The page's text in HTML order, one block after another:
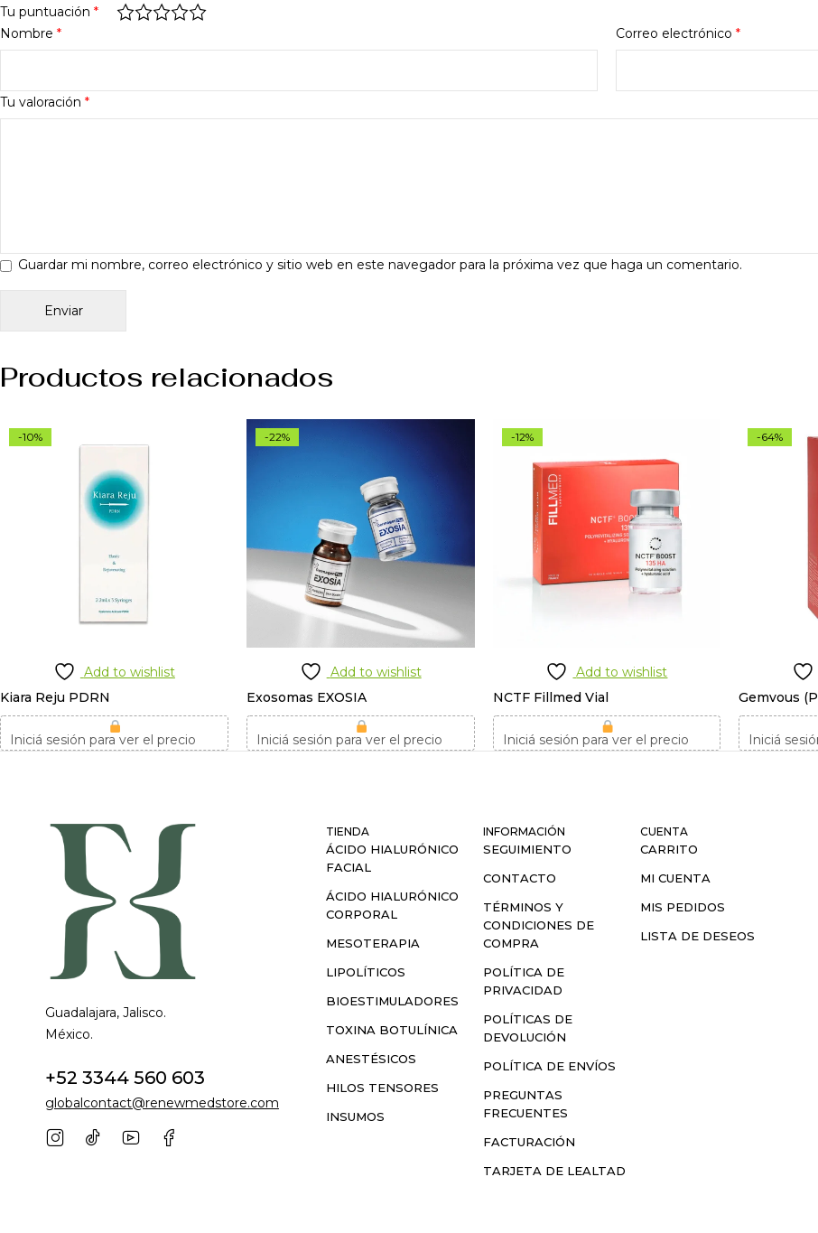
Tu puntuación *
Tu valoración *
Nombre * Correo electrónico *
Guardar mi nombre, correo electrónico y sitio web en este navegador para la próxima vez que haga un comentario.
Productos relacionados
-10%
Add to wishlist
Kiara Reju PDRN
Iniciá sesión para ver el precio
-22%
Add to wishlist
Exosomas EXOSIA
Iniciá sesión para ver el precio
-12%
Add to wishlist
NCTF Fillmed Vial
Iniciá sesión para ver el precio
-64%
Gemvous
Iniciá
Guadalajara, Jalisco.
México.
+52 3344 560 603
globalcontact@renewmedstore.com
TIENDA
ÁCIDO HIALURÓNICO
FACIAL
ÁCIDO HIALURÓNICO
CORPORAL
MESOTERAPIA
LIPOLÍTICOS
BIOESTIMULADORES
TOXINA BOTULÍNICA
ANESTÉSICOS
HILOS TENSORES
INSUMOS
INFORMACIÓN
SEGUIMIENTO
CONTACTO
TÉRMINOS Y
CONDICIONES DE
COMPRA
POLÍTICA DE
PRIVACIDAD
POLÍTICAS DE
DEVOLUCIÓN
POLÍTICA DE ENVÍOS
PREGUNTAS
FRECUENTES
FACTURACIÓN
TARJETA DE LEALTAD
CUENTA
CARRITO
MI CUENTA
MIS PEDIDOS
LISTA DE DESEOS